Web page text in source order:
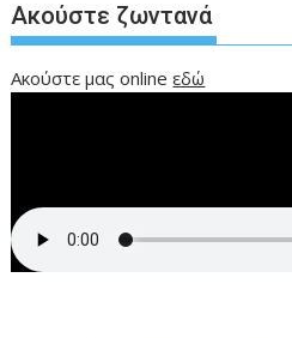
Ακούστε ζωντανά
Ακούστε μας onlineεδώ